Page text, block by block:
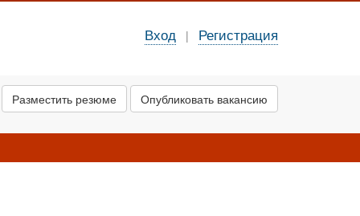
Вход | Регистрация
Разместить резюме Опубликовать вакансию